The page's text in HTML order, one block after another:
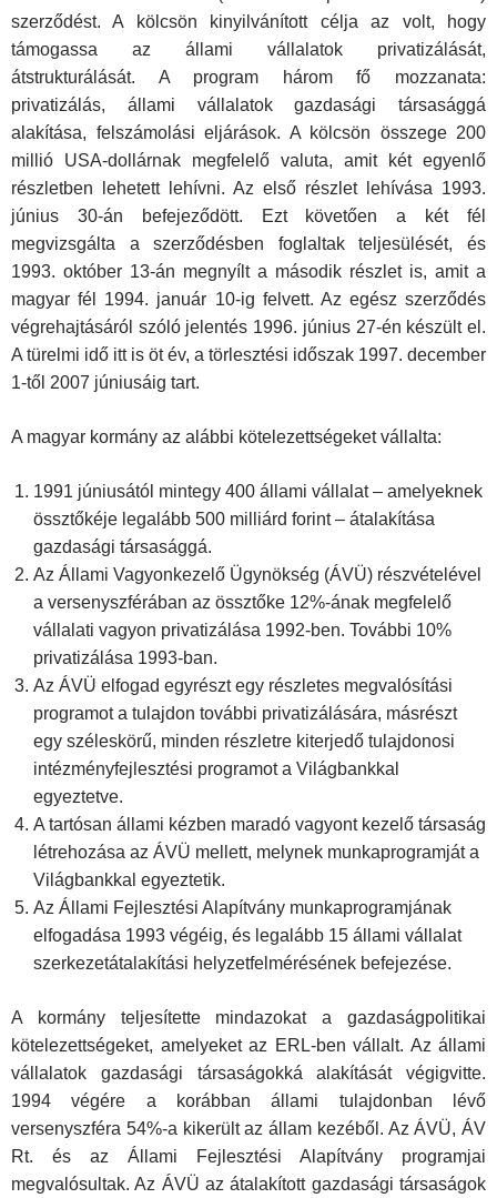
szerződést. A kölcsön kinyilvánított célja az volt, hogy
támogassa az állami vállalatok privatizálását,
átstrukturálását. A program három fő mozzanata:
privatizálás, állami vállalatok gazdasági társasággá
alakítása, felszámolási eljárások. A kölcsön összege 200
millió USA-dollárnak megfelelő valuta, amit két egyenlő
részletben lehetett lehívni. Az első részlet lehívása 1993.
június 30-án befejeződött. Ezt követően a két fél
megvizsgálta a szerződésben foglaltak teljesülését, és
1993. október 13-án megnyílt a második részlet is, amit a
magyar fél 1994. január 10-ig felvett. Az egész szerződés
végrehajtásáról szóló jelentés 1996. június 27-én készült el.
A türelmi idő itt is öt év, a törlesztési időszak 1997. december
1-től 2007 júniusáig tart.
A magyar kormány az alábbi kötelezettségeket vállalta:
1991 júniusától mintegy 400 állami vállalat – amelyeknek
össztőkéje legalább 500 milliárd forint – átalakítása
gazdasági társasággá.
Az Állami Vagyonkezelő Ügynökség (ÁVÜ) részvételével
a versenyszférában az össztőke 12%-ának megfelelő
vállalati vagyon privatizálása 1992-ben. További 10%
privatizálása 1993-ban.
Az ÁVÜ elfogad egyrészt egy részletes megvalósítási
programot a tulajdon további privatizálására, másrészt
egy széleskörű, minden részletre kiterjedő tulajdonosi
intézményfejlesztési programot a Világbankkal
egyeztetve.
A tartósan állami kézben maradó vagyont kezelő társaság
létrehozása az ÁVÜ mellett, melynek munkaprogramját a
Világbankkal egyeztetik.
Az Állami Fejlesztési Alapítvány munkaprogramjának
elfogadása 1993 végéig, és legalább 15 állami vállalat
szerkezetátalakítási helyzetfelmérésének befejezése.
A kormány teljesítette mindazokat a gazdaságpolitikai
kötelezettségeket, amelyeket az ERL-ben vállalt. Az állami
vállalatok gazdasági társaságokká alakítását végigvitte.
1994 végére a korábban állami tulajdonban lévő
versenyszféra 54%-a kikerült az állam kezéből. Az ÁVÜ, ÁV
Rt. és az Állami Fejlesztési Alapítvány programjai
megvalósultak. Az ÁVÜ az átalakított gazdasági társaságok